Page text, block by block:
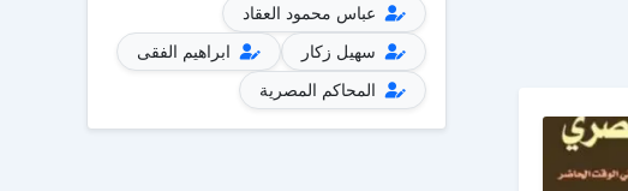
عباس محمود العقاد
سهيل زكار
ابراهيم الفقى
المحاكم المصرية